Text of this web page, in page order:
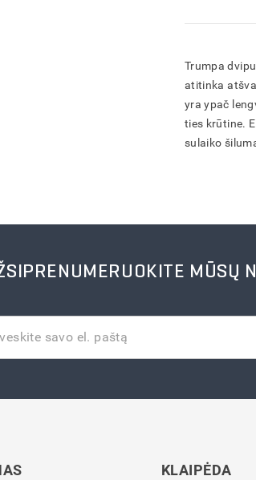
Trumpa
atitinka
yra ypač
ties krūtine.
sulaiko
MŪSŲ
KLAIPĖDA